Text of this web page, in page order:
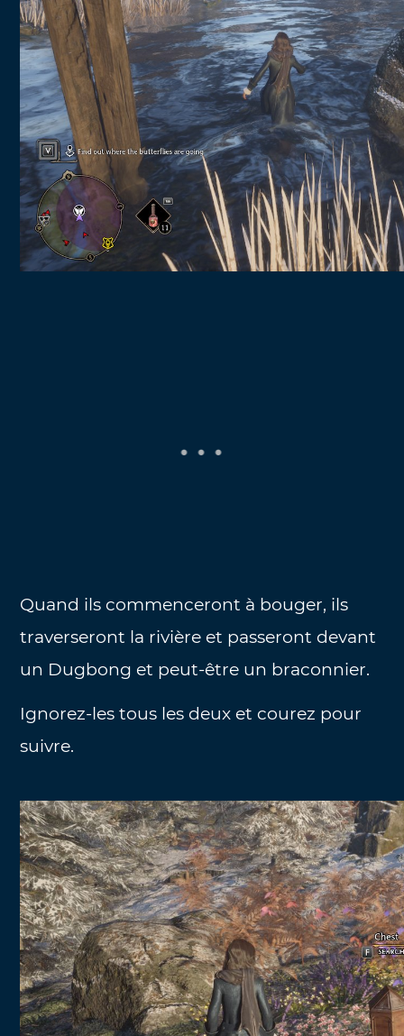
Quand ils commenceront à bouger, ils
traverseront la rivière et passeront devant
un Dugbong et peut-être un braconnier.
Ignorez-les tous les deux et courez pour
suivre.